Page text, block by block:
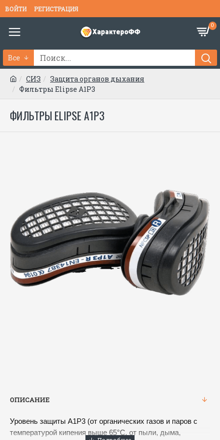
ВОЙТИ РЕГИСТРАЦИЯ
0
Все
СИЗ
Защита органов дыхания
Фильтры Elipse А1P3
ФИЛЬТРЫ ELIPSE А1P3
ОПИСАНИЕ
Уровень защиты А1P3 (от органических газов и паров с
температурой кипения выше 65°С, от пыли, дыма,